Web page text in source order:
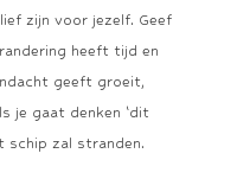
zijn voor jezelf. Geef
heeft tijd en
geeft groeit,
je gaat denken ‘dit
schip zal stranden.